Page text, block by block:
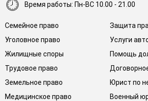
Семейное право
Защита
Уголовное право
Услуги
Жилищные споры
Помощь
Трудовое право
Земельное право
Юрист по
Медицинское право
Военный
Время работы: Пн-ВС 10.00 - 21.00